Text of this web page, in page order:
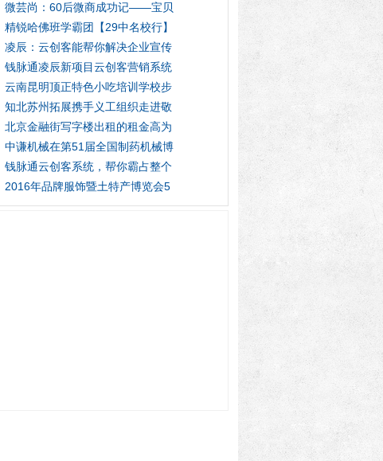
微芸尚：60后微商成功记——宝贝
精锐哈佛班学霸团【29中名校行】
凌辰：云创客能帮你解决企业宣传
钱脉通凌辰新项目云创客营销系统
云南昆明顶正特色小吃培训学校步
知北苏州拓展携手义工组织走进敬
北京金融街写字楼出租的租金高为
中谦机械在第51届全国制药机械博
钱脉通云创客系统，帮你霸占整个
2016年品牌服饰暨土特产博览会5